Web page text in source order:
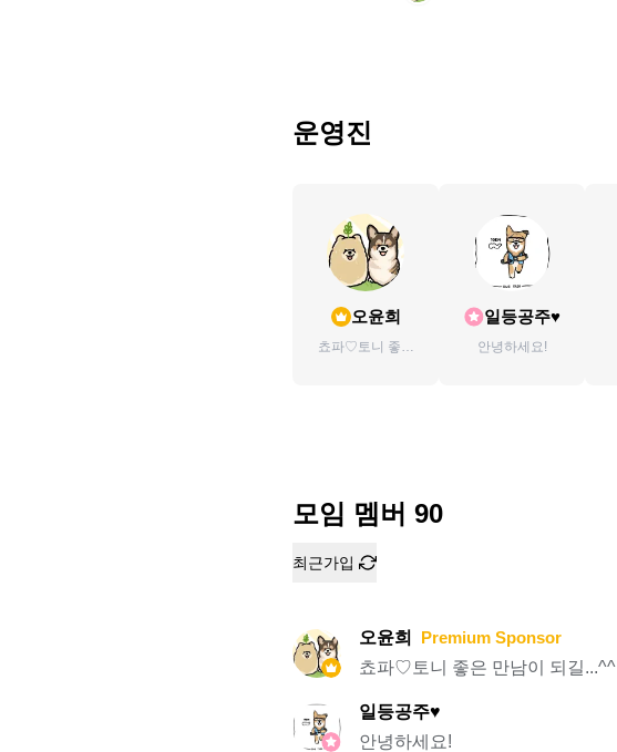
운영진
오윤희
쵸파♡토니 좋은
일등공주♥️
안녕하세요!
모임 멤버 90
최근가입
오윤희
Premium Sponsor
쵸파♡토니 좋은 만남이 되길...^^
일등공주♥️
안녕하세요!